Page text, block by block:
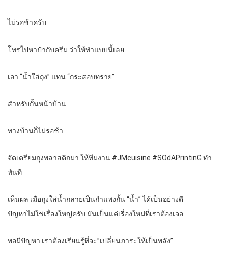
ไม่รอช้าครับ
โทรไปหาป๋ากับครีม ว่าให้ทำแบบนี้เลย
เอา “น้ำใส่ถุง” แทน “กระสอบทราย”
สำหรับกั้นหน้าบ้าน
ทางบ้านก็ไม่รอช้า
จัดเตรียมถุงพลาสติกมา ให้ทีมงาน #JMcuisine #SOdAPrintinG ทำ
ทันที
เห็นผล เมื่อถุงใส่น้ำกลายเป็นกำแพงกั้น “น้ำ” ได้เป็นอย่างดี
ปัญหาไม่ใช่เรื่องใหญ่ครับ มันเป็นแค่เรื่องใหม่ที่เราต้องเจอ
พอมีปัญหา เราต้องเรียนรู้ที่จะ”เปลี่ยนภาระให้เป็นพลัง”